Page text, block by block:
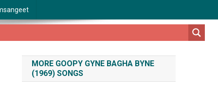
MORE GOOPY GYNE BAGHA BYNE
(1969) SONGS